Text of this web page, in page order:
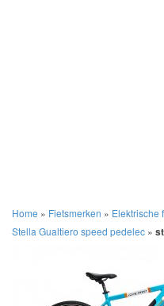
Home » Fietsmerken » Elektrische
Stella Gualtiero speed pedelec »